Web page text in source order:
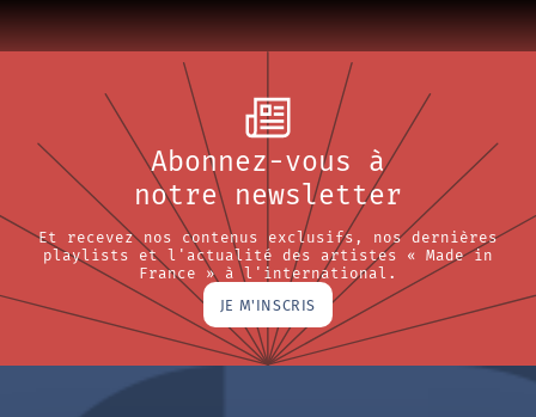
Abonnez-vous à
notre newsletter
Et recevez nos contenus exclusifs, nos dernières
playlists et l'actualité des artistes « Made in
France » à l'international.
JE M'INSCRIS